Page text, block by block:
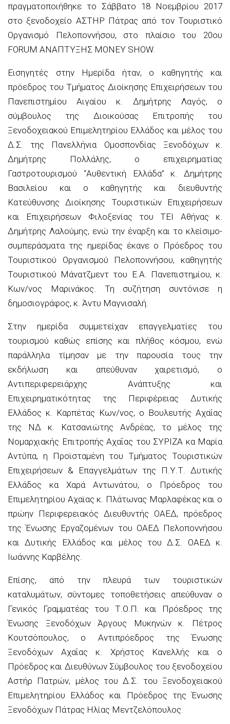
πραγματοποιήθηκε το Σάββατο 18 Νοεμβρίου 2017
στο ξενοδοχείο ΑΣΤΗΡ Πάτρας από τον Τουριστικό
Οργανισμό Πελοποννήσου, στο πλαίσιο του 20ου
FORUM ΑΝΑΠΤΥΞΗΣ MONEY SHOW.
Εισηγητές στην Ημερίδα ήταν, ο καθηγητής και
πρόεδρος του Τμήματος Διοίκησης Επιχειρήσεων του
Πανεπιστημίου Αιγαίου κ. Δημήτρης Λαγός, ο
σύμβουλος της Διοικούσας Επιτροπής του
Ξενοδοχειακού Επιμελητηρίου Ελλάδος και μέλος του
Δ.Σ. της Πανελλήνια Ομοσπονδίας Ξενοδόχων κ.
Δημήτρης Πολλάλης, ο επιχειρηματίας
Γαστροτουρισμού “Αυθεντική Ελλάδα” κ. Δημήτρης
Βασιλείου και ο καθηγητής και διευθυντής
Κατεύθυνσης Διοίκησης Τουριστικών Επιχειρήσεων
και Επιχειρήσεων Φιλοξενίας του ΤΕΙ Αθήνας κ.
Δημήτρης Λαλούμης, ενώ την έναρξη και το κλείσιμο-
συμπεράσματα της ημερίδας έκανε ο Πρόεδρος του
Τουριστικού Οργανισμού Πελοποννήσου, καθηγητής
Τουριστικού Μάνατζμεντ του Ε.Α. Πανεπιστημίου, κ.
Κων/νος Μαρινάκος. Τη συζήτηση συντόνισε η
δημοσιογράφος, κ. Άντυ Μαγνισαλή.
Στην ημερίδα συμμετείχαν επαγγελματίες του
τουρισμού καθώς επίσης και πλήθος κόσμου, ενώ
παράλληλα τίμησαν με την παρουσία τους την
εκδήλωση και απεύθυναν χαιρετισμό, ο
Αντιπεριφερειάρχης Ανάπτυξης και
Επιχειρηματικότητας της Περιφέρειας Δυτικής
Ελλάδος κ. Καρπέτας Κων/νος, ο Βουλευτής Αχαΐας
της ΝΔ κ. Κατσανιώτης Ανδρέας, το μέλος της
Νομαρχιακής Επιτροπής Αχαΐας του ΣΥΡΙΖΑ κα Μαρία
Αντύπα, η Προϊσταμένη του Τμήματος Τουριστικών
Επιχειρήσεων & Επαγγελμάτων της Π.Υ.Τ. Δυτικής
Ελλάδος κα Χαρά Αντωνάτου, ο Πρόεδρος του
Επιμελητηρίου Αχαϊας κ. Πλάτωνας Μαρλαφέκας και ο
πρώην Περιφερειακός Διευθυντής ΟΑΕΔ, πρόεδρος
της Ένωσης Εργαζομένων του ΟΑΕΔ Πελοποννήσου
και Δυτικής Ελλάδος και μέλος του Δ.Σ. ΟΑΕΔ κ.
Ιωάννης Καρβέλης.
Επίσης, από την πλευρά των τουριστικών
καταλυμάτων, σύντομες τοποθετήσεις απεύθυναν ο
Γενικός Γραμματέας του Τ.Ο.Π. και Πρόεδρος της
Ένωσης Ξενοδόχων Άργους Μυκηνών κ. Πέτρος
Κουτσόπουλος, ο Αντιπρόεδρος της Ένωσης
Ξενοδόχων Αχαΐας κ. Χρήστος Κανελλής και ο
Πρόεδρος και Διευθύνων Σύμβουλος του ξενοδοχείου
Αστήρ Πατρών, μέλος του Δ.Σ. του Ξενοδοχειακού
Επιμελητηρίου Ελλάδος και Πρόεδρος της Ένωσης
Ξενοδόχων Πάτρας Ηλίας Μεντζελόπουλος.